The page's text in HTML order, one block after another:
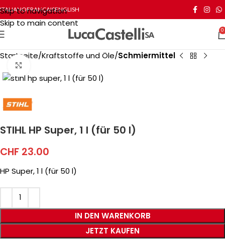
Skip to navigation
Skip to main content
ITALIANOFRANÇAISENGLISH
0
Startseite Kraftstoffe und Öle Schmiermittel
STIHL HP Super, 1 l (für 50 l)
CHF 23.00
HP Super, 1 l (für 50 l)
IN DEN WARENKORB
JETZT KAUFEN